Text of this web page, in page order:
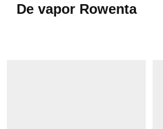
De vapor Rowenta